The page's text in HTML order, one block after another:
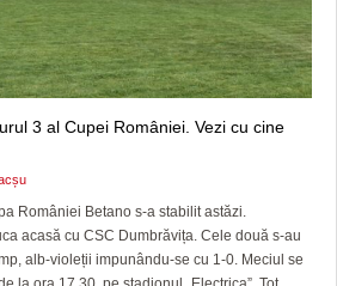
3 al Cupei României. Vezi cu cine
României Betano s-a stabilit astăzi.
acasă cu CSC Dumbrăvița. Cele două s-au
alb-violeții impunându-se cu 1-0. Meciul se